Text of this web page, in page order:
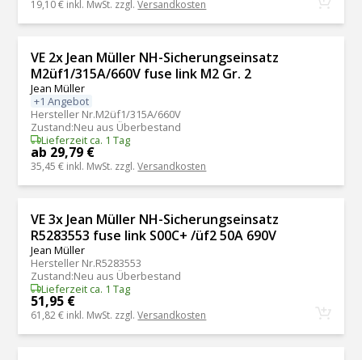
19,10 € inkl. MwSt. zzgl.Versandkosten
VE 2x Jean Müller NH-Sicherungseinsatz
M2üf1/315A/660V fuse link M2 Gr. 2
Jean Müller
+1 Angebot
Hersteller Nr.M2üf1/315A/660V
Zustand:Neu aus Überbestand
Lieferzeit ca. 1 Tag
ab 29,79 €
35,45 € inkl. MwSt. zzgl.Versandkosten
VE 3x Jean Müller NH-Sicherungseinsatz
R5283553 fuse link S00C+ /üf2 50A 690V
Jean Müller
Hersteller Nr.R5283553
Zustand:Neu aus Überbestand
Lieferzeit ca. 1 Tag
51,95 €
61,82 € inkl. MwSt. zzgl.Versandkosten